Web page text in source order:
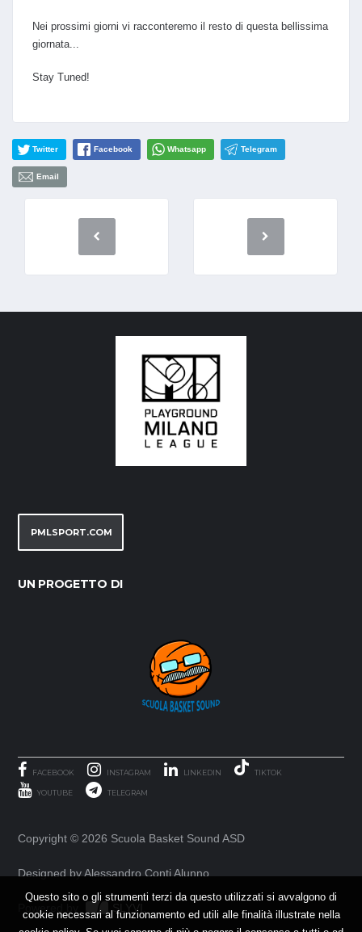
Nei prossimi giorni vi racconteremo il resto di questa bellissima
giornata...
Stay Tuned!
Twitter Facebook Whatsapp Telegram
Email
PMLSPORT.COM
UN PROGETTO DI
FACEBOOK INSTAGRAM LINKEDIN TIKTOK
YOUTUBE TELEGRAM
Copyright © 2026 Scuola Basket Sound ASD
Designed by Alessandro Conti Alunno
Powered by SLYVI.
Questo sito o gli strumenti terzi da questo utilizzati si avvalgono di
cookie necessari al funzionamento ed utili alle finalità illustrate nella